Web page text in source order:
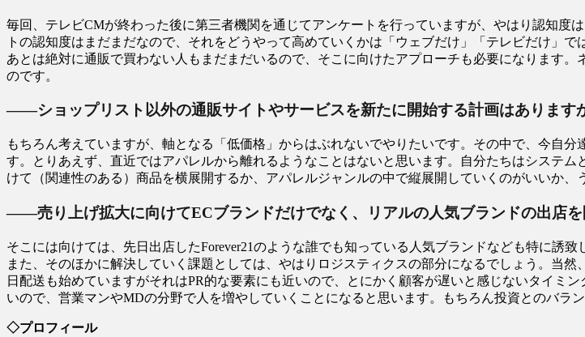
毎回、テレビCMが終わった後に第三者機関を通じてアンケートを行っていますが、やはり認知度
トの認知度はまだまだなので、それをどうやって高めていくかは「ウェブだけ」「テレビだけ」
あとは絶対に通販で買わない人もまだまだいるので、そこに向けたアプローチも必要になります
のです。
――ショップリスト以外の通販サイトやサービスを新たに開始する計画はあります
もちろん考えていますが、軸となる「低価格」からはぶれないでやりたいです。その中で、今自
す。とりあえず、直近ではアパレルから離れるようなことはないと思います。自分たちはシステ
けて（関連性のある）商品を横展開するか、アパレルジャンルの中で縦展開していくのがいいか、
――売り上げ拡大に向けてECブランドだけでなく、リアルの人気ブランドの出店
そこには向けては、先日出店したForever21のような誰でも知っている人気ブランドなども特に誘
また、そのほかに解決していく課題としては、やはりロジスティクスの部分になるでしょう。当
日配送も始めていますがそれはPR的な要素にも近いので、とにかく顧客が遅いと感じないタイミ
いので、営業マンやMDの分野で人を増やしていくことになると思います。もちろん投資とのバラ
◇プロフィール